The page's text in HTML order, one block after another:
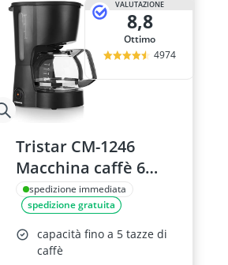
VALUTAZIONE
8,8
Ottimo
4974
Tristar CM-1246
Macchina caffè 6
Cups
spedizione immediata
spedizione gratuita
capacità fino a 5 tazze di
caffè